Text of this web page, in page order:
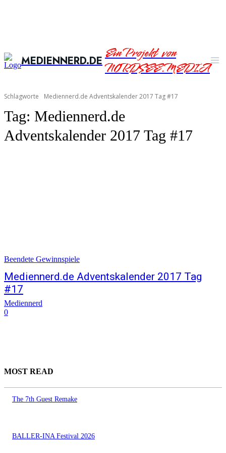
MEDIENNERD.DEEin Projekt von
NORDSEE.MEDIA
Schlagworte Mediennerd.de Adventskalender 2017 Tag #17
Tag: Mediennerd.de
Adventskalender 2017 Tag #17
Beendete Gewinnspiele
Mediennerd.de Adventskalender 2017 Tag
#17
Mediennerd
0
MOST READ
The 7th Guest Remake
BALLER-INA Festival 2026